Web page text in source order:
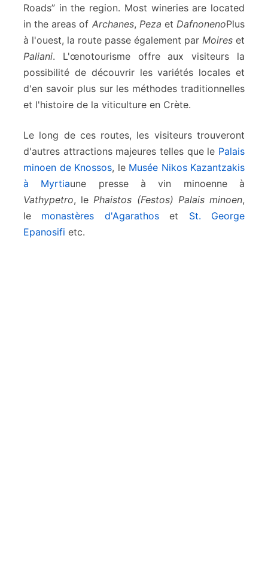
Roads” in the region. Most wineries are located
in the areas of Archanes, Peza etDafnonenoPlus
à l'ouest, la route passe également par Moires et
Paliani. L'œnotourisme offre aux visiteurs la
possibilité de découvrir les variétés locales et
d'en savoir plus sur les méthodes traditionnelles
et l'histoire de la viticulture en Crète.
Le long de ces routes, les visiteurs trouveront
d'autres attractions majeures telles que le Palais
minoen de Knossos, le Musée Nikos Kazantzakis
à Myrtiaune presse à vin minoenne à
Vathypetro, lePhaistos (Festos) Palais minoen,
le monastères d'Agarathoset St. George
Epanosifi etc.